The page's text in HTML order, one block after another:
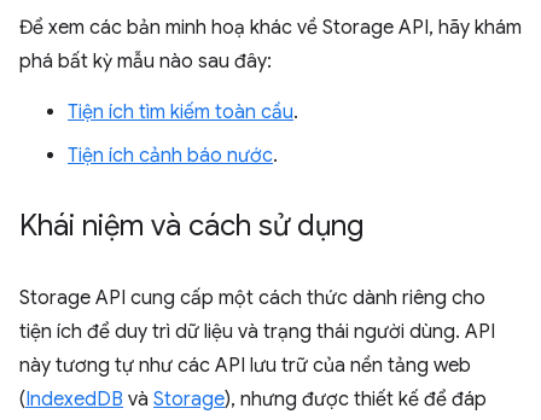
Để xem các bản minh hoạ khác về Storage API, hãy khám
phá bất kỳ mẫu nào sau đây:
Tiện ích tìm kiếm toàn cầu.
Tiện ích cảnh báo nước.
Khái niệm và cách sử dụng
Storage API cung cấp một cách thức dành riêng cho
tiện ích để duy trì dữ liệu và trạng thái người dùng. API
này tương tự như các API lưu trữ của nền tảng web
(IndexedDB và Storage), nhưng được thiết kế để đáp